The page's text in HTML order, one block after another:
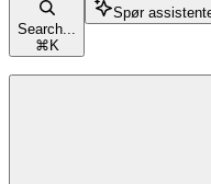
Search...
⌘ K
Spør